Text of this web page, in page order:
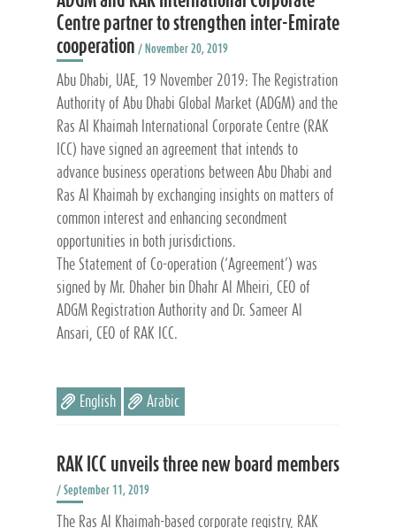
Centre partner to strengthen inter-Emirate
cooperation / November 20, 2019
Abu Dhabi, UAE, 19 November 2019: The Registration
Authority of Abu Dhabi Global Market (ADGM) and the
Ras Al Khaimah International Corporate Centre (RAK
ICC) have signed an agreement that intends to
advance business operations between Abu Dhabi and
Ras Al Khaimah by exchanging insights on matters of
common interest and enhancing secondment
opportunities in both jurisdictions.
The Statement of Co-operation (‘Agreement’) was
signed by Mr. Dhaher bin Dhahr Al Mheiri, CEO of
ADGM Registration Authority and Dr. Sameer Al
Ansari, CEO of RAK ICC.
English Arabic
RAK ICC unveils three new board members
/ September 11, 2019
The Ras Al Khaimah-based corporate registry, RAK